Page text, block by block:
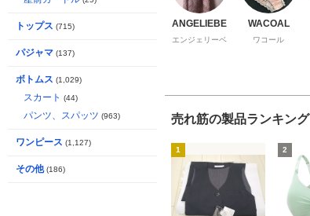
ANGELIEBE
エンジェリーベ
WACOAL
ワコール
売れ筋の製品ランキング
1 2
トップス (715)
パジャマ (137)
ボトムス (1,029)
スカート (44)
パンツ、スパッツ (963)
ワンピース (1,127)
その他 (186)